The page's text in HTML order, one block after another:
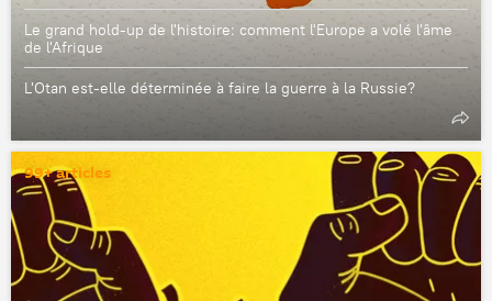
Le grand hold-up de l'histoire: comment l'Europe a volé l'âme
de l'Afrique
L'Otan est-elle déterminée à faire la guerre à la Russie?
99+ articles